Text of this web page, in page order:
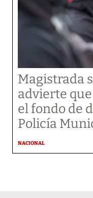
Magistrada
advierte
el fondo de
Policía
NACIONAL